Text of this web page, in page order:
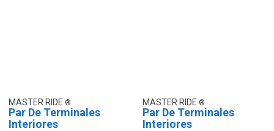
MASTER RIDE
Par De Terminales
Interiores
MASTER RIDE
Par De Terminales
Interiores